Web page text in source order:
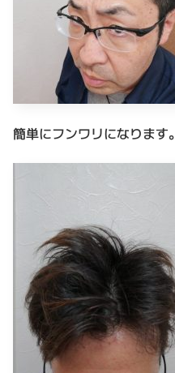
簡単にフンワリになります。